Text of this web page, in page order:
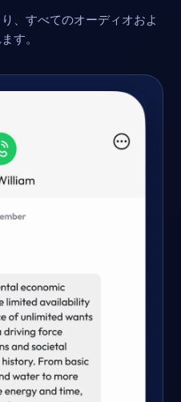
、すべてのオーディオおよ
す。